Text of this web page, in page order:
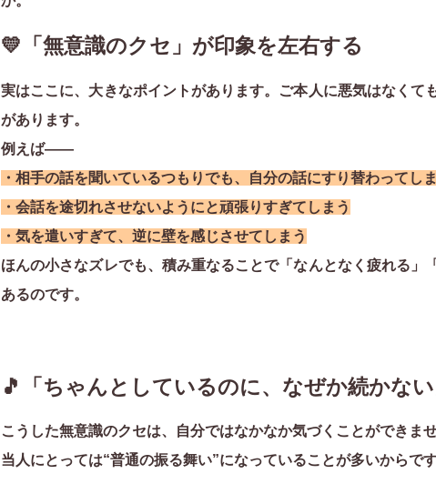
💛「無意識のクセ」が印象を左右する
実はここに、大きなポイントがあります。ご本人に悪気はなくて
があります。
例えば――
・相手の話を聞いているつもりでも、自分の話にすり替わってし
・会話を途切れさせないようにと頑張りすぎてしまう
・気を遣いすぎて、逆に壁を感じさせてしまう
ほんの小さなズレでも、積み重なることで「なんとなく疲れる
あるのです。
🎵「ちゃんとしているのに、なぜか続かな
こうした無意識のクセは、自分ではなかなか気づくことができま
当人にとっては“普通の振る舞い”になっていることが多いからです